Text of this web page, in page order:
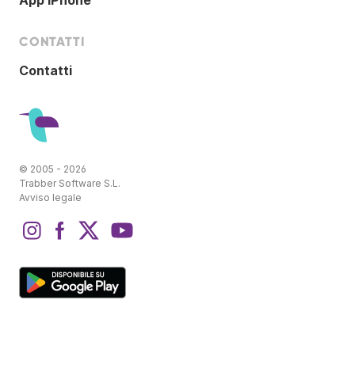
CONTATTI
Contatti
© 2005 - 2026
Trabber Software S.L.
Avviso legale